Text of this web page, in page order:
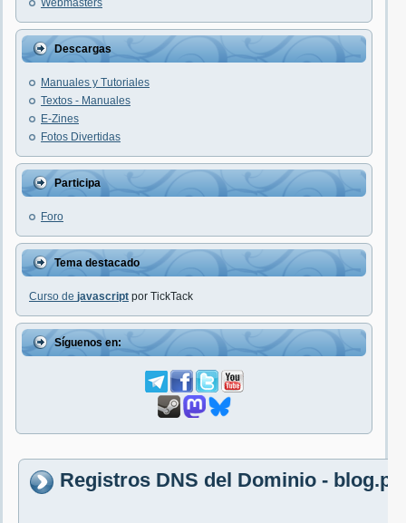
Webmasters
Descargas
Manuales y Tutoriales
Textos - Manuales
E-Zines
Fotos Divertidas
Participa
Foro
Tema destacado
Curso de javascript por TickTack
Síguenos en:
Registros DNS del Dominio -